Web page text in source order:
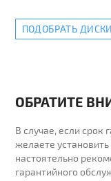
ПОДОБРАТЬ
ОБРАТИТЕ
В случае, если срок
желаете
настоятельно
гарантийного